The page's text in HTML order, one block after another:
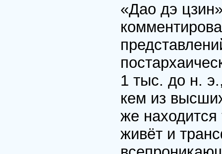
«Дао дэ
1 тыс. до н.
кем из
же находится
живёт и